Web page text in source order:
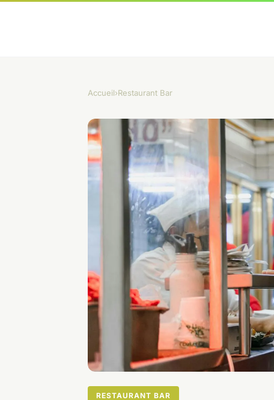
Accueil›Restaurant Bar
RESTAURANT BAR